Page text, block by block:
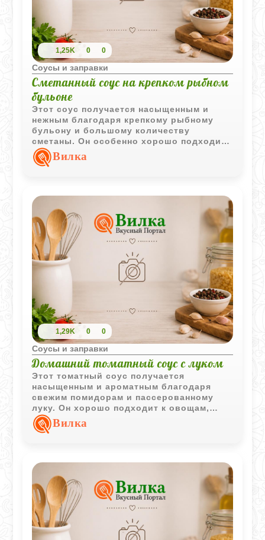
1,25K 0 0
Соусы и заправки
Сметанный соус на крепком рыбном
бульоне
Этот соус получается насыщенным и
нежным благодаря крепкому рыбному
бульону и большому количеству
сметаны. Он особенно хорошо подходит
к жареной и рубленой рыбе.
Вилка
1,29K 0 0
Соусы и заправки
Домашний томатный соус с луком
Этот томатный соус получается
насыщенным и ароматным благодаря
свежим помидорам и пассерованному
луку. Он хорошо подходит к овощам,
мясу, макаронам и горячим закускам.
Вилка